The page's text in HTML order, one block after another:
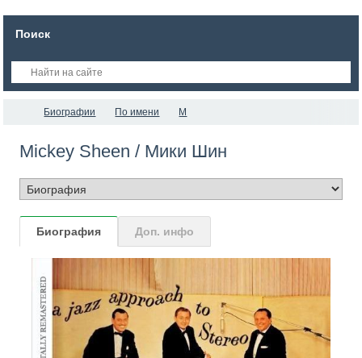
Поиск
Биографии По имени M
Mickey Sheen / Мики Шин
Биография Доп. инфо